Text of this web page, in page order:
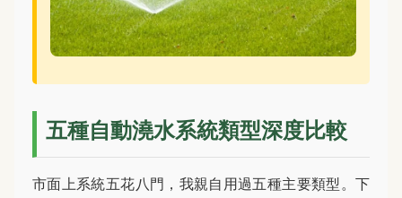
五種自動澆水系統類型深度比較
市面上系統五花八門，我親自用過五種主要類型。下